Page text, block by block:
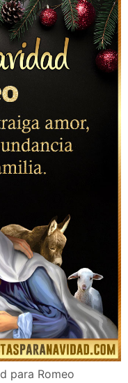
para Romeo